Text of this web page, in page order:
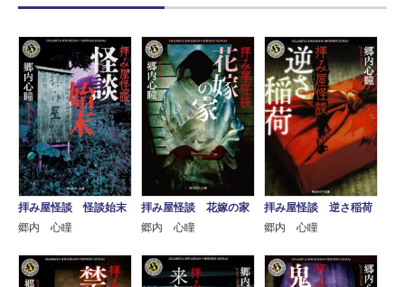
拝み屋怪談 怪談始末
郷内 心瞳
拝み屋怪談 花嫁の家
郷内 心瞳
拝み屋怪談 逆さ稲荷
郷内 心瞳